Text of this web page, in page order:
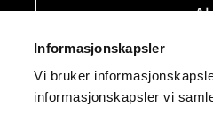
Informasjonskapsler
Vi bruker
informasjonskapsler vi